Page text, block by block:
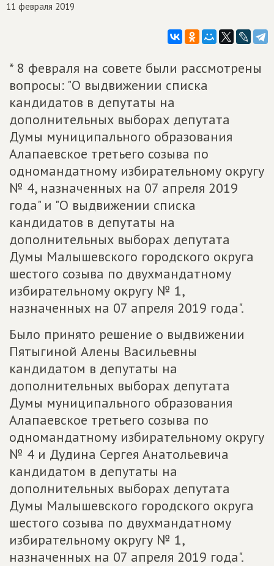
11 февраля 2019
* 8 февраля на совете были рассмотрены
вопросы: "О выдвижении списка
кандидатов в депутаты на
дополнительных выборах депутата
Думы муниципального образования
Алапаевское третьего созыва по
одномандатному избирательному округу
№ 4, назначенных на 07 апреля 2019
года" и "О выдвижении списка
кандидатов в депутаты на
дополнительных выборах депутата
Думы Малышевского городского округа
шестого созыва по двухмандатному
избирательному округу № 1,
назначенных на 07 апреля 2019 года".
Было принято решение о выдвижении
Пятыгиной Алены Васильевны
кандидатом в депутаты на
дополнительных выборах депутата
Думы муниципального образования
Алапаевское третьего созыва по
одномандатному избирательному округу
№ 4 и Дудина Сергея Анатольевича
кандидатом в депутаты на
дополнительных выборах депутата
Думы Малышевского городского округа
шестого созыва по двухмандатному
избирательному округу № 1,
назначенных на 07 апреля 2019 года".